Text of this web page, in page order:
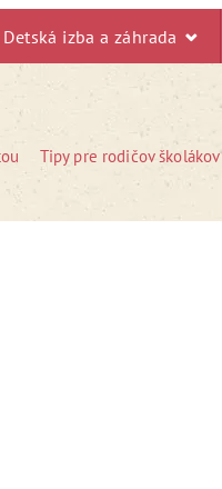
Detská izba a záhrada
Tipy pre rodičov školákov